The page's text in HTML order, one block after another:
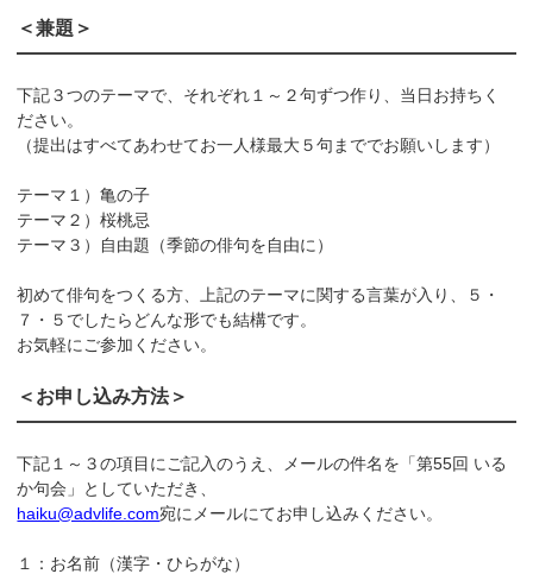
＜兼題＞
下記３つのテーマで、それぞれ１～２句ずつ作り、当日お持ちく
ださい。
（提出はすべてあわせてお一人様最大５句まででお願いします）
テーマ１）亀の子
テーマ２）桜桃忌
テーマ３）自由題（季節の俳句を自由に）
初めて俳句をつくる方、上記のテーマに関する言葉が入り、５・
７・５でしたらどんな形でも結構です。
お気軽にご参加ください。
＜お申し込み方法＞
下記１～３の項目にご記入のうえ、メールの件名を「第55回 いる
か句会」としていただき、
haiku@advlife.com宛にメールにてお申し込みください。
１：お名前（漢字・ひらがな）